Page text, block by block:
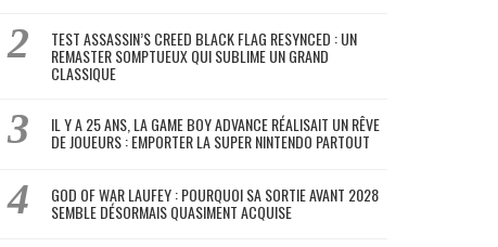
TEST ASSASSIN’S CREED BLACK FLAG RESYNCED : UN
REMASTER SOMPTUEUX QUI SUBLIME UN GRAND
CLASSIQUE
IL Y A 25 ANS, LA GAME BOY ADVANCE RÉALISAIT UN RÊVE
DE JOUEURS : EMPORTER LA SUPER NINTENDO PARTOUT
GOD OF WAR LAUFEY : POURQUOI SA SORTIE AVANT 2028
SEMBLE DÉSORMAIS QUASIMENT ACQUISE